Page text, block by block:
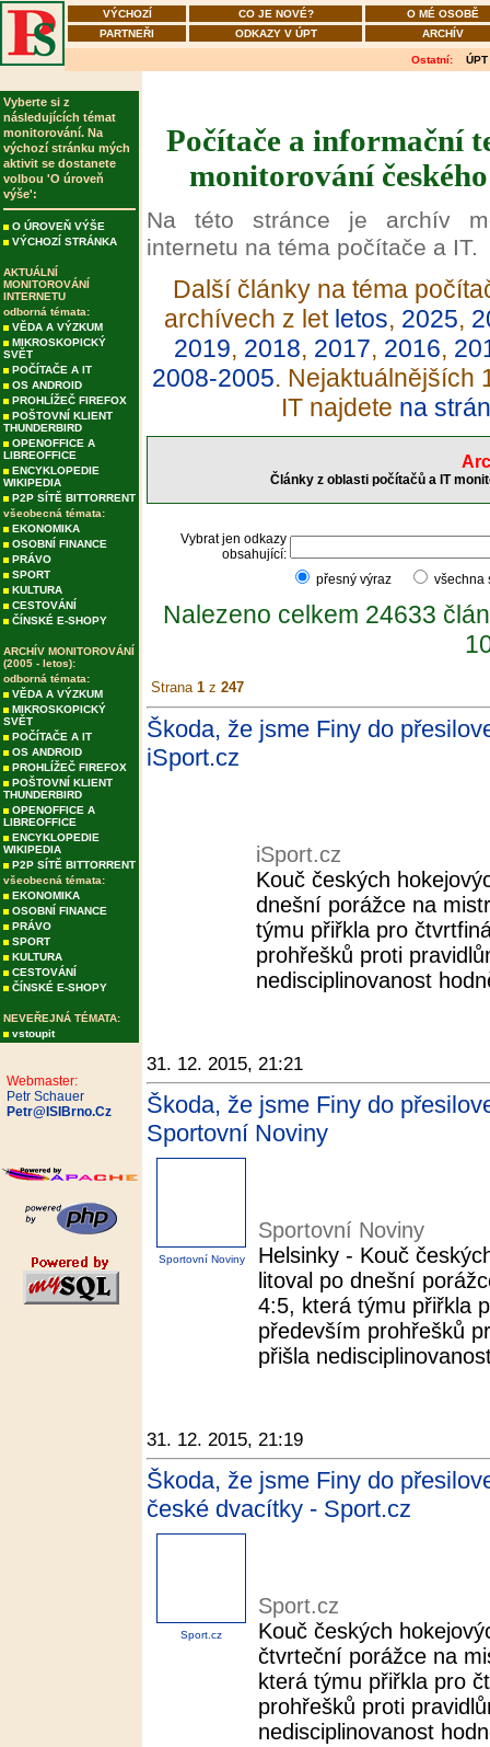
VÝCHOZÍ CO JE NOVÉ?
O MÉ OSOBĚ
PARTNEŘI
ODKAZY V ÚPT ARCHÍV
Ostatní: ÚPT
Vyberte si z
následujících témat
monitorování. Na
výchozí stránku mých
aktivit se dostanete
volbou 'O úroveň
výše':
O ÚROVEŇ VÝŠE
VÝCHOZÍ STRÁNKA
AKTUÁLNÍ
MONITOROVÁNÍ
INTERNETU
odborná témata:
VĚDA A VÝZKUM
MIKROSKOPICKÝ
SVĚT
POČÍTAČE A IT
OS ANDROID
PROHLÍŽEČ FIREFOX
POŠTOVNÍ KLIENT
THUNDERBIRD
OPENOFFICE A
LIBREOFFICE
ENCYKLOPEDIE
WIKIPEDIA
P2P SÍTĚ BITTORRENT
všeobecná témata:
EKONOMIKA
OSOBNÍ FINANCE
PRÁVO
SPORT
KULTURA
CESTOVÁNÍ
ČÍNSKÉ E-SHOPY
ARCHÍV MONITOROVÁNÍ
(2005 - letos):
odborná témata:
VĚDA A VÝZKUM
MIKROSKOPICKÝ
SVĚT
POČÍTAČE A IT
OS ANDROID
PROHLÍŽEČ FIREFOX
POŠTOVNÍ KLIENT
THUNDERBIRD
OPENOFFICE A
LIBREOFFICE
ENCYKLOPEDIE
WIKIPEDIA
P2P SÍTĚ BITTORRENT
všeobecná témata:
EKONOMIKA
OSOBNÍ FINANCE
PRÁVO
SPORT
KULTURA
CESTOVÁNÍ
ČÍNSKÉ E-SHOPY
NEVEŘEJNÁ TÉMATA:
vstoupit
Webmaster:
Petr Schauer
Petr@ISIBrno.Cz
Počítače a informační
monitorování
Na této stránce je archív
internetu na téma počítače a IT.
Další články na téma
archívech z let letos, 2025,
2019, 2018, 2017, 2016,
2008-2005. Nejaktuálnějších
IT najdete na
Články z oblasti počítačů a IT
Vybrat jen odkazy
obsahující:
přesný výraz
Nalezeno celkem 24633
Strana 1 z 247
Škoda, že jsme Finy do
iSport.cz
iSport.cz
Kouč českých
dnešní porážce na
týmu přiřkla pro
prohřešků proti
nedisciplinovanost
31. 12. 2015, 21:21
Škoda, že jsme Finy do
Sportovní Noviny
Sportovní Noviny
Sportovní Noviny
Helsinky - Kouč
litoval po dnešní
4:5, která týmu přiřkla
především prohřešků
přišla
31. 12. 2015, 21:19
Škoda, že jsme Finy do
české dvacítky - Sport.cz
Sport.cz
Sport.cz
Kouč českých
čtvrteční porážce na
která týmu přiřkla pro
prohřešků proti
nedisciplinovanost